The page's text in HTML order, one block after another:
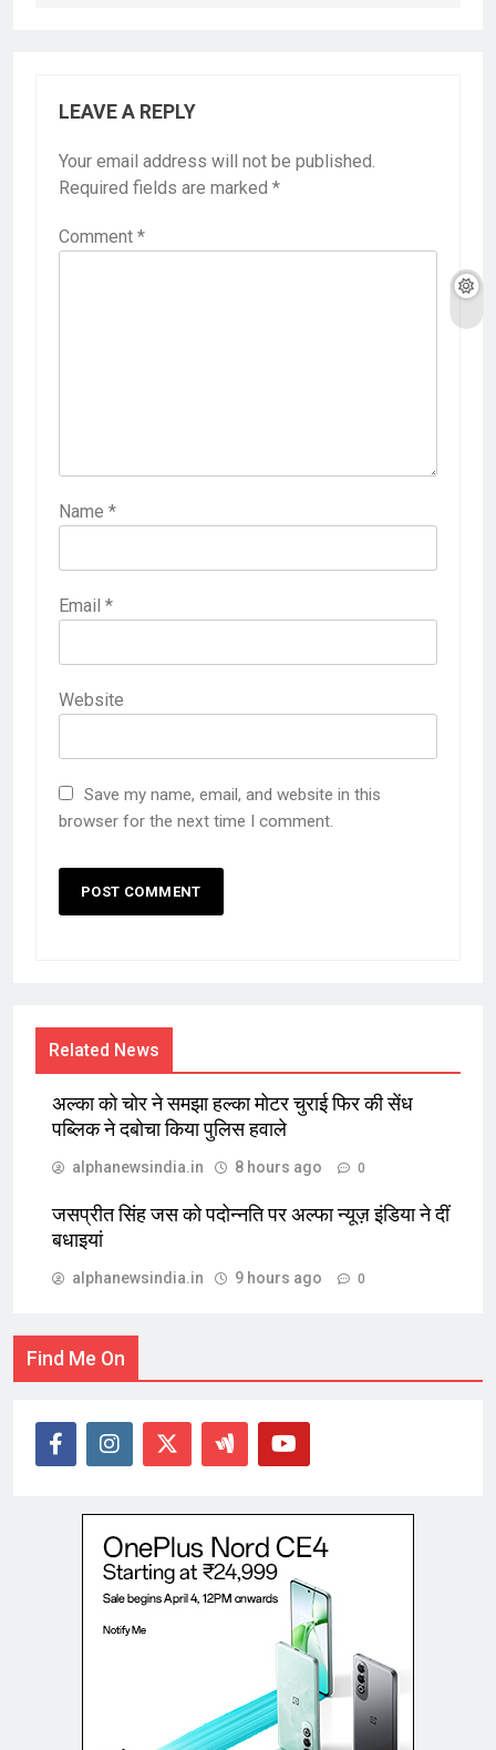
LEAVE A REPLY
Your email address will not be published.
Required fields are marked *
Comment *
Name *
Email *
Website
Save my name, email, and website in this
browser for the next time I comment.
Related News
अल्का को चोर ने समझा हल्का मोटर चुराई फिर की सेंध
पब्लिक ने दबोचा किया पुलिस हवाले
alphanewsindia.in 8 hours ago 0
जसप्रीत सिंह जस को पदोन्नति पर अल्फा न्यूज़ इंडिया ने दीं
बधाइयां
alphanewsindia.in 9 hours ago 0
Find Me On